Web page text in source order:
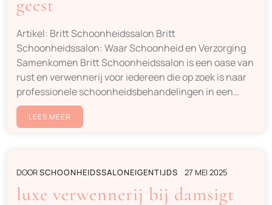
geest
Artikel: Britt Schoonheidssalon Britt
Schoonheidssalon: Waar Schoonheid en Verzorging
Samenkomen Britt Schoonheidssalon is een oase van
rust en verwennerij voor iedereen die op zoek is naar
professionele schoonheidsbehandelingen in een…
LEES MEER
DOORSCHOONHEIDSSALONEIGENTIJDS 27 MEI 2025
luxe verwennerij bij damsigt